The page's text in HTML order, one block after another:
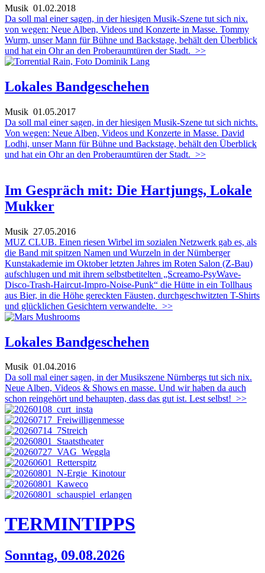
Musik 01.02.2018
Da soll mal einer sagen, in der hiesigen Musik-Szene tut sich nix.
von wegen: Neue Alben, Videos und Konzerte in Masse. Tommy
Wurm, unser Mann für Bühne und Backstage, behält den Überblick
und hat ein Ohr an den Proberaumtüren der Stadt. >>
Lokales Bandgeschehen
Musik 01.05.2017
Da soll mal einer sagen, in der hiesigen Musik-Szene tut sich nichts.
Von wegen: Neue Alben, Videos und Konzerte in Masse. David
Lodhi, unser Mann für Bühne und Backstage, behält den Überblick
und hat ein Ohr an den Proberaumtüren der Stadt. >>
Im Gespräch mit: Die Hartjungs, Lokale
Mukker
Musik 27.05.2016
MUZ CLUB. Einen riesen Wirbel im sozialen Netzwerk gab es, als
die Band mit spitzen Namen und Wurzeln in der Nürnberger
Kunstakademie im Oktober letzten Jahres im Roten Salon (Z-Bau)
aufschlugen und mit ihrem selbstbetitelten „Screamo-PsyWave-
Disco-Trash-Haircut-Impro-Noise-Punk“ die Hütte in ein Tollhaus
aus Bier, in die Höhe gereckten Fäusten, durchgeschwitzten T-Shirts
und glücklichen Gesichtern verwandelte. >>
Lokales Bandgeschehen
Musik 01.04.2016
Da soll mal einer sagen, in der Musikszene Nürnbergs tut sich nix.
Neue Alben, Videos & Shows en masse. Und wir haben da auch
schon reingehört und behaupten, dass das gut ist. Lest selbst! >>
TERMINTIPPS
Sonntag, 09.08.2026